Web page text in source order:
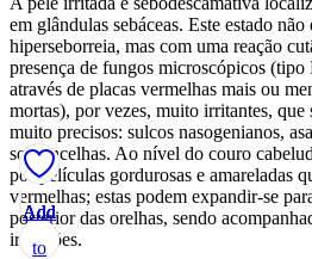
em glândulas sebáceas. Este estado
hiperseborreia, mas com uma reação
presença de fungos microscópicos
através de placas vermelhas mais ou
mortas), por vezes, muito irritantes, que
muito precisos: sulcos nasogenianos,
sobrancelhas. Ao nível do couro
por películas gordurosas e amareladas
vermelhas; estas podem expandir-se
posterior das orelhas, sendo
irritações.
Add
to
Add
to
Add
to
Add
to
Add
to